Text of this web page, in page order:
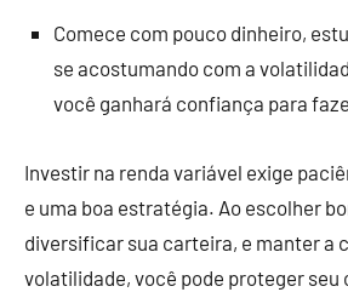
Comece com pouco dinheiro,
se acostumando com a
você ganhará confiança para
Investir na renda variável exige
e uma boa estratégia. Ao escolher
diversificar sua carteira, e manter a
volatilidade, você pode proteger